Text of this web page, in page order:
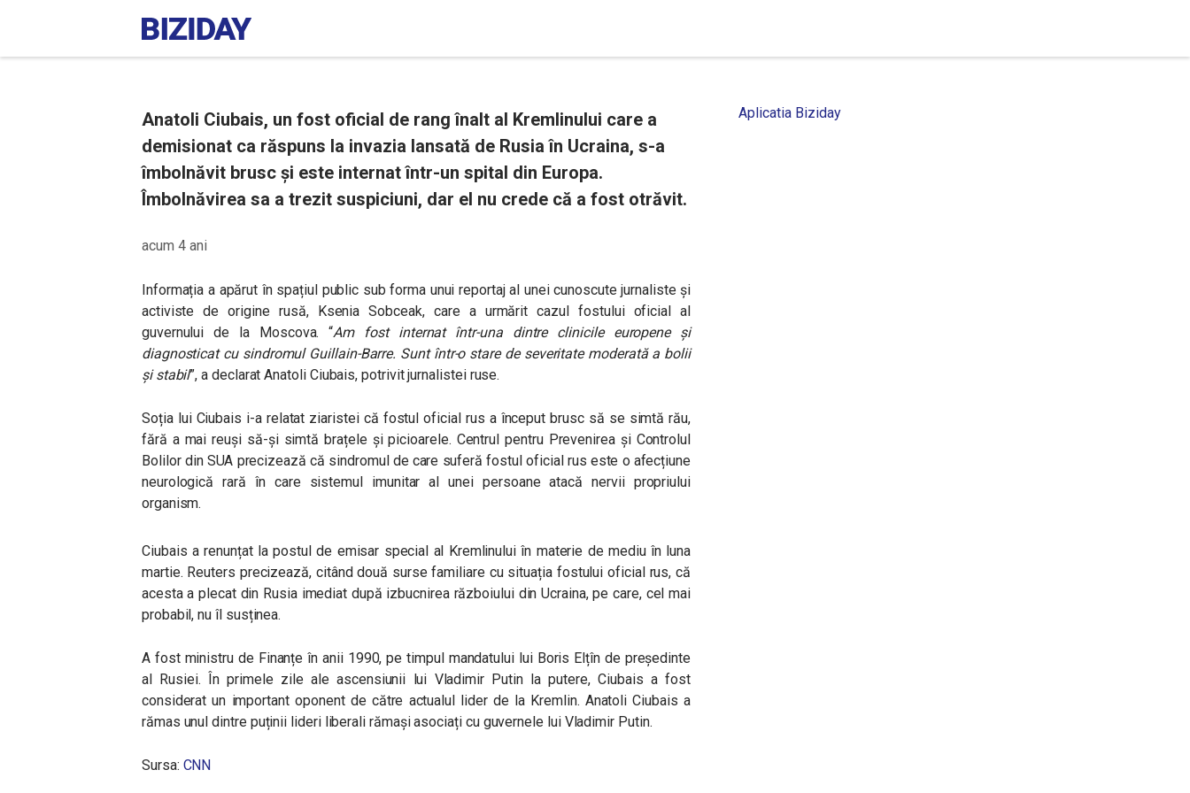
Anatoli Ciubais, un fost oficial de rang înalt al Kremlinului care a
demisionat ca răspuns la invazia lansată de Rusia în Ucraina, s-a
îmbolnăvit brusc și este internat într-un spital din Europa.
Îmbolnăvirea sa a trezit suspiciuni, dar el nu crede că a fost otrăvit.
acum 4 ani
Informația a apărut în spațiul public sub forma unui reportaj al unei cunoscute jurnaliste și
activiste de origine rusă, Ksenia Sobceak, care a urmărit cazul fostului oficial al
guvernului de la Moscova. “Am fost internat într-una dintre clinicile europene și
diagnosticat cu sindromul Guillain-Barre. Sunt într-o stare de severitate moderată a bolii
și stabil”, a declarat Anatoli Ciubais, potrivit jurnalistei ruse.
Soția lui Ciubais i-a relatat ziaristei că fostul oficial rus a început brusc să se simtă rău,
fără a mai reuși să-și simtă brațele și picioarele. Centrul pentru Prevenirea și Controlul
Bolilor din SUA precizează că sindromul de care suferă fostul oficial rus este o afecțiune
neurologică rară în care sistemul imunitar al unei persoane atacă nervii propriului
organism.
Ciubais a renunțat la postul de emisar special al Kremlinului în materie de mediu în luna
martie. Reuters precizează, citând două surse familiare cu situația fostului oficial rus, că
acesta a plecat din Rusia imediat după izbucnirea războiului din Ucraina, pe care, cel mai
probabil, nu îl susținea.
A fost ministru de Finanțe în anii 1990, pe timpul mandatului lui Boris Elțîn de președinte
al Rusiei. În primele zile ale ascensiunii lui Vladimir Putin la putere, Ciubais a fost
considerat un important oponent de către actualul lider de la Kremlin. Anatoli Ciubais a
rămas unul dintre puținii lideri liberali rămași asociați cu guvernele lui Vladimir Putin.
Sursa: CNN
Aplicatia Biziday